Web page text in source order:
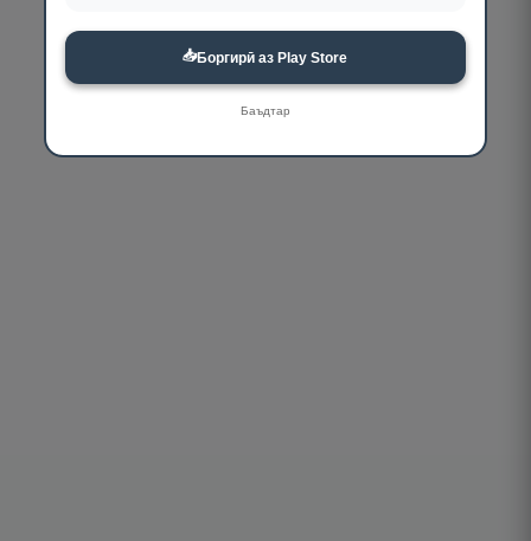
📥Боргирӣ аз Play Store
Баъдтар